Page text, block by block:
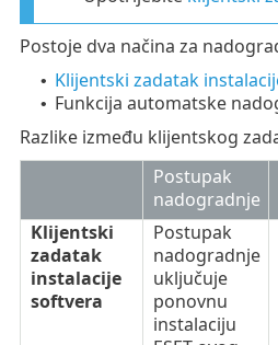
Postoje dva načina za
• Klijentski zadatak
• Funkcija automatske
Razlike između klijentskog
Postupak
nadogradnje
Klijentski
zadatak
instalacije
softvera
Postupak
nadogradnje
uključuje
ponovnu
instalaciju